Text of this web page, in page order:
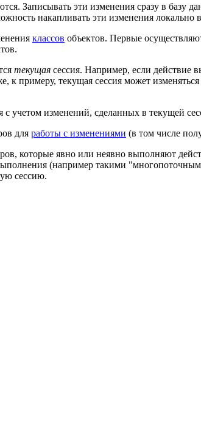
Записывать эти изменения сразу в базу
накапливать эти изменения локально в
классов объектов. Первые
текущая сессия. Например, если действие
примеру, текущая сессия может
учетом изменений, сделанных в текущей
для работы с изменениями (в том числе
которые явно или неявно выполняют
(например такими
сессию.